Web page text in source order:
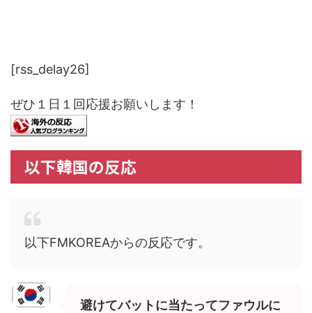
[rss_delay26]
ぜひ１日１回応援お願いします！
以下韓国の反応
以下FMKOREAからの反応です。
避けてバットに当たってファウルに